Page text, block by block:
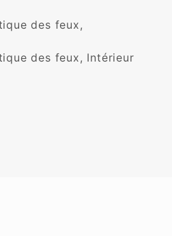
des feux,
des feux, Intérieur